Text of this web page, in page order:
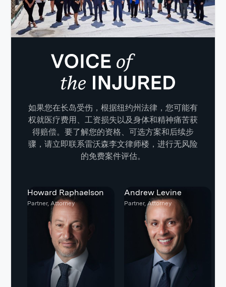
如果您在长岛受伤，根据纽约州法律，您可能有
权就医疗费用、工资损失以及身体和精神痛苦获
得赔偿。要了解您的资格、可选方案和后续步
骤，请立即联系雷沃森李文律师楼，进行无风险
的免费案件评估。
Howard Raphaelson
Partner, Attorney
Andrew Levine
Partner, Attorney